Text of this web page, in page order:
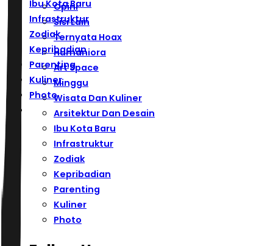
Ibu Kota Baru
Infrastruktur
Zodiak
Kepribadian
Parenting
Kuliner
Photo
Opini
Sisi Lain
Ternyata Hoax
Humaniora
Art Space
Minggu
Wisata Dan Kuliner
Arsitektur Dan Desain
Ibu Kota Baru
Infrastruktur
Zodiak
Kepribadian
Parenting
Kuliner
Photo